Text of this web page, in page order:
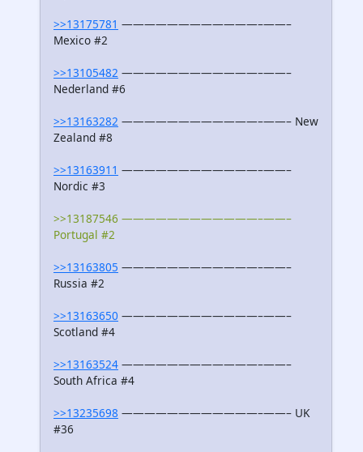
>>13175781 ————————————–——–
Mexico #2
>>13105482 ————————————–——–
Nederland #6
>>13163282 ————————————–——– New
Zealand #8
>>13163911 ————————————–——–
Nordic #3
>>13187546 ————————————–——–
Portugal #2
>>13163805 ————————————–——–
Russia #2
>>13163650 ————————————–——–
Scotland #4
>>13163524 ————————————–——–
South Africa #4
>>13235698 ————————————–——– UK
#36